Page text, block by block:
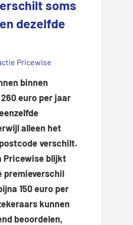
soms
dezelfde
Pricewise
binnen
euro per jaar
alleen het
verschilt.
Pricewise blijkt
premieverschil
150 euro per
kunnen
beoordelen,